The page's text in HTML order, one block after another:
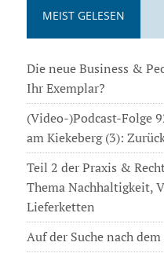
MEIST GELESEN
Die neue Business &
Ihr Exemplar?
(Video-)Podcast-Folge
am Kiekeberg (3):
Teil 2 der Praxis &
Thema Nachhaltigkeit,
Lieferketten
Auf der Suche nach